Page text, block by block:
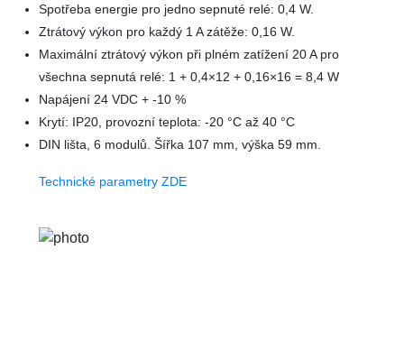
Spotřeba energie pro jedno sepnuté relé: 0,4 W.
Ztrátový výkon pro každý 1 A zátěže: 0,16 W.
Maximální ztrátový výkon při plném zatížení 20 A pro
všechna sepnutá relé: 1 + 0,4×12 + 0,16×16 = 8,4 W
Napájení 24 VDC + -10 %
Krytí: IP20, provozní teplota: -20 °C až 40 °C
DIN lišta, 6 modulů. Šířka 107 mm, výška 59 mm.
Technické parametry ZDE